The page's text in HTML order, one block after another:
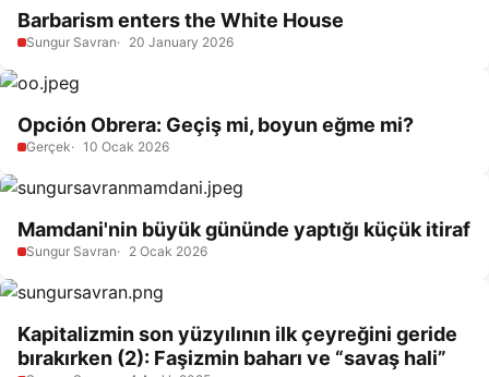
Barbarism enters the White House
Sungur Savran 20 January 2026
Opción Obrera: Geçiş mi, boyun eğme mi?
Gerçek 10 Ocak 2026
Mamdani'nin büyük gününde yaptığı küçük itiraf
Sungur Savran 2 Ocak 2026
Kapitalizmin son yüzyılının ilk çeyreğini geride
bırakırken (2): Faşizmin baharı ve “savaş hali”